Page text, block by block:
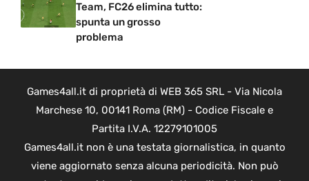
Team, FC26 elimina tutto:
spunta un grosso
problema
Games4all.it di proprietà di WEB 365 SRL - Via Nicola
Marchese 10, 00141 Roma (RM) - Codice Fiscale e
Partita I.V.A. 12279101005
Games4all.it non è una testata giornalistica, in quanto
viene aggiornato senza alcuna periodicità. Non può